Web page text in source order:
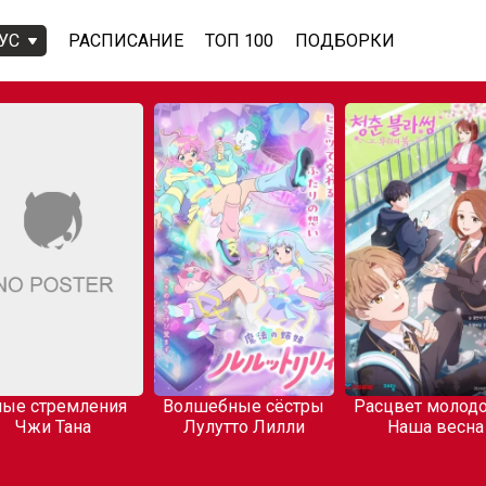
РАСПИСАНИЕ ТОП 100 ПОДБОРКИ
стремления
Чжи Тана
Волшебные сёстры
Лулутто Лилли
Расцвет
Наша весна